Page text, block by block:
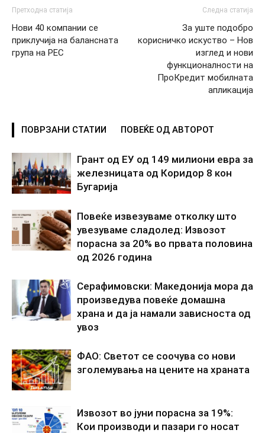
Претходна статија
Нови 40 компании се
приклучија на балансната
група на РЕС
Следна статија
За уште подобро
корисничко искуство – Нов
изглед и нови
функционалности на
ПроКредит мобилната
апликација
ПОВРЗАНИ СТАТИИ ПОВЕЌЕ ОД АВТОРОТ
Грант од ЕУ од 149 милиони евра за
железницата од Коридор 8 кон
Бугарија
Повеќе извезуваме отколку што
увезуваме сладолед: Извозот
порасна за 20% во првата половина
од 2026 година
Серафимовски: Македонија мора да
произведува повеќе домашна
храна и да ја намали зависноста од
увоз
ФАО: Светот се соочува со нови
зголемувања на цените на храната
Извозот во јуни порасна за 19%:
Кои производи и пазари го носат